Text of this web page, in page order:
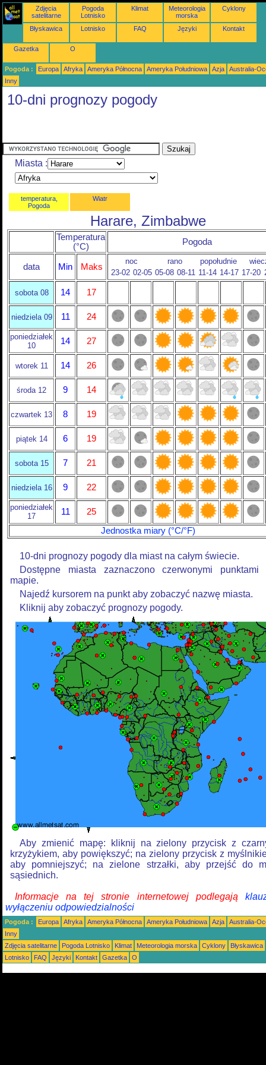
Zdjęcia
satelitarne
Pogoda
Lotnisko
Klimat
Meteorologia
morska
Cyklony
Błyskawica Lotnisko FAQ Języki Kontakt
Gazetka O
Pogoda : Europa Afryka Ameryka Północna Ameryka Południowa Azja
Australia-
Inny
10-dni prognozy pogody
Miasta :
temperatura,
Pogoda
Wiatr
Harare, Zimbabwe
Temperatura
(°C)
Pogoda
data Min Maks
noc rano popołudnie
23-02 02-05 05-08 08-11 11-14 14-17 17-20
sobota 08 14 17
niedziela 09 11 24
poniedziałek
10
14 27
wtorek 11 14 26
środa 12 9 14
czwartek 13 8 19
piątek 14 6 19
sobota 15 7 21
niedziela 16 9 22
poniedziałek
17
11
25
Jednostka miary (°C/°F)
10-dni prognozy pogody dla miast na całym świecie.
Dostępne miasta zaznaczono czerwonymi punktami
mapie.
Najedź kursorem na punkt aby zobaczyć nazwę miasta.
Kliknij aby zobaczyć prognozy pogody.
Aby zmienić mapę: kliknij na zielony przycisk z
krzyżykiem, aby powiększyć; na zielony przycisk z
aby pomniejszyć; na zielone strzałki, aby przejść do
sąsiednich.
Informacje na tej stronie internetowej podlegają
wyłączeniu odpowiedzialności
Pogoda : Europa Afryka Ameryka Północna Ameryka Południowa Azja
Australia-
Inny
Zdjęcia satelitarne
Pogoda Lotnisko Klimat Meteorologia morska Cyklony
Błyskawica
Lotnisko
FAQ Języki Kontakt Gazetka O